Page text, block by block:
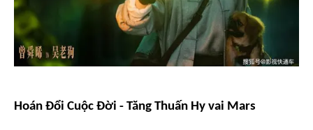
Hoán Đổi Cuộc Đời - Tăng Thuấn Hy vai Mars